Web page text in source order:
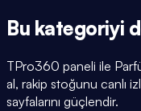
Bu kategoriyi
TPro360 paneli ile
al, rakip stoğunu canlı
sayfalarını güçlendir.